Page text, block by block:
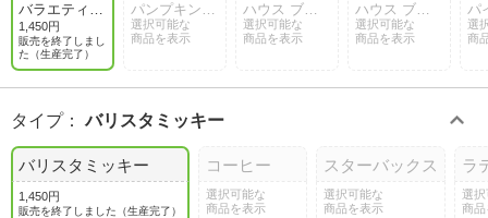
バラエティカ
プセルセット
（14杯分）
1,450円
販売を終了しまし
た（生産完了）
パンプキン
スパイス ラ
テ（6杯分）
選択可能な
商品を表示
ハウス ブレ
ンド（12杯
分）
選択可能な
商品を表示
ハウス ブレ
ンド（60杯
分）
選択可能な
商品を表示
パ
ス
（
選
商
タイプ：バリスタミッキー
バリスタミッキー
1,450円
販売を終了しました（生産完了）
コーヒー
選択可能な
商品を表示
スターバックス
選択可能な
商品を表示
ラ
選択
商品